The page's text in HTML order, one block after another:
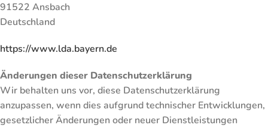
91522 Ansbach
Deutschland
https://www.lda.bayern.de
Änderungen dieser Datenschutzerklärung
Wir behalten uns vor, diese Datenschutzerklärung
anzupassen, wenn dies aufgrund technischer Entwicklungen,
gesetzlicher Änderungen oder neuer Dienstleistungen